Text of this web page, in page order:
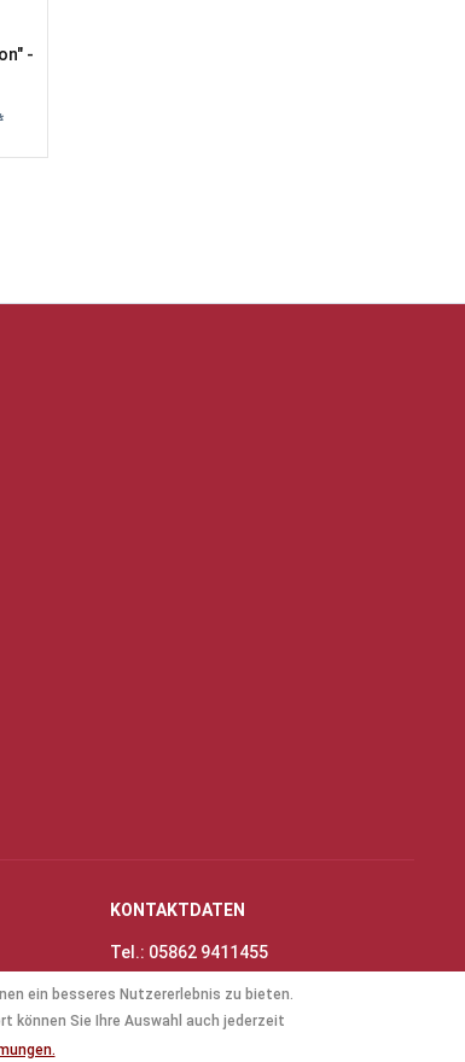
-
KONTAKTDATEN
Tel.: 05862 9411455
info@thinas-toene.de
ein besseres Nutzererlebnis zu bieten.
können Sie Ihre Auswahl auch jederzeit